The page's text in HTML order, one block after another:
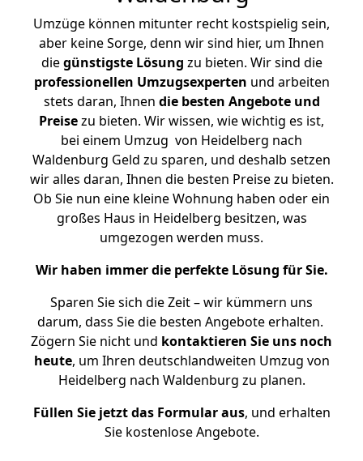
Umzüge können mitunter recht kostspielig sein,
aber keine Sorge, denn wir sind hier, um Ihnen
diegünstigste Lösung zu bieten. Wir sind die
professionellen Umzugsexperten und arbeiten
stets daran, Ihnen die besten Angebote und
Preisezu bieten. Wir wissen, wie wichtig es ist,
bei einem Umzug von Heidelberg nach
Waldenburg Geld zu sparen, und deshalb setzen
wir alles daran, Ihnen die besten Preise zu bieten.
Ob Sie nun eine kleine Wohnung haben oder ein
großes Haus in Heidelberg besitzen, was
umgezogen werden muss.
Wir haben immer die perfekte Lösung für Sie.
Sparen Sie sich die Zeit – wir kümmern uns
darum, dass Sie die besten Angebote erhalten.
Zögern Sie nicht und kontaktieren Sie uns noch
heute, um Ihren deutschlandweiten Umzug von
Heidelberg nach Waldenburg zu planen.
Füllen Sie jetzt das Formular aus, und erhalten
Sie kostenlose Angebote.